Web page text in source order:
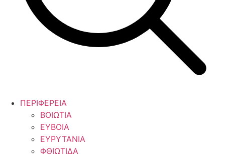
ΠΕΡΙΦΕΡΕΙΑ
ΒΟΙΩΤΙΑ
ΕΥΒΟΙΑ
ΕΥΡΥΤΑΝΙΑ
ΦΘΙΩΤΙΔΑ